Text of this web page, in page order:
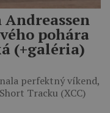
pohára
(+galéria)
perfektný víkend,
Tracku (XCC)